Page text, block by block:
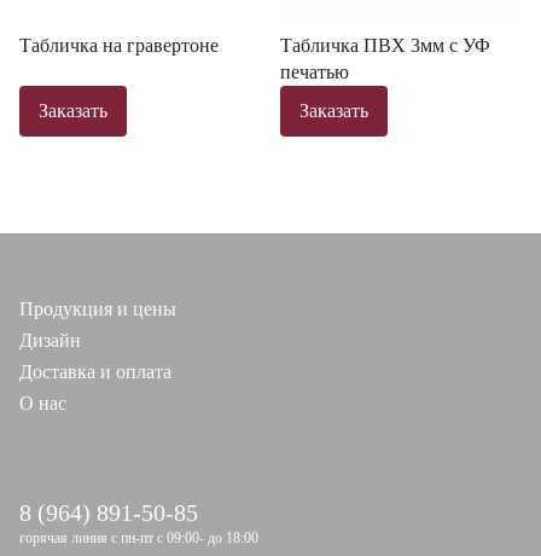
Табличка на гравертоне
Заказать
Табличка ПВХ 3мм с УФ
печатью
Заказать
Продукция и цены
Дизайн
Доставка и оплата
О нас
8 (964) 891-50-85
горячая линия с пн-пт с 09:00- до 18:00